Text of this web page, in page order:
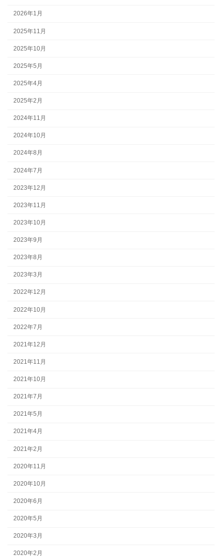
2026年1月
2025年11月
2025年10月
2025年5月
2025年4月
2025年2月
2024年11月
2024年10月
2024年8月
2024年7月
2023年12月
2023年11月
2023年10月
2023年9月
2023年8月
2023年3月
2022年12月
2022年10月
2022年7月
2021年12月
2021年11月
2021年10月
2021年7月
2021年5月
2021年4月
2021年2月
2020年11月
2020年10月
2020年6月
2020年5月
2020年3月
2020年2月